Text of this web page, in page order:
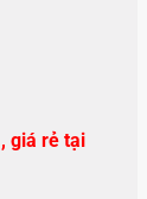
giá rẻ tại